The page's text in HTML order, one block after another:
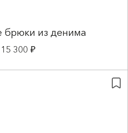
брюки из денима
15 300 ₽